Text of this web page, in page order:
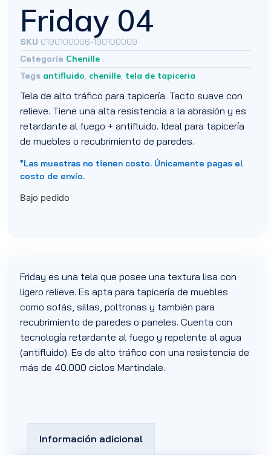
Friday 04
SKU 0190100006-190100009
Categoría Chenille
Tags antifluido, chenille, tela de tapiceria
Tela de alto tráfico para tapicería. Tacto suave con
relieve. Tiene una alta resistencia a la abrasión y es
retardante al fuego + antifluido. Ideal para tapicería
de muebles o recubrimiento de paredes.
*Las muestras no tienen costo. Únicamente pagas el
costo de envío.
Bajo pedido
Friday es una tela que posee una textura lisa con
ligero relieve. Es apta para tapicería de muebles
como sofás, sillas, poltronas y también para
recubrimiento de paredes o paneles. Cuenta con
tecnología retardante al fuego y repelente al agua
(antifluido). Es de alto tráfico con una resistencia de
más de 40.000 ciclos Martindale.
Información adicional